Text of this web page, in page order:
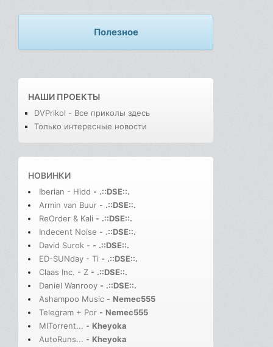
Полезное
НАШИ ПРОЕКТЫ
DVPrikol - Все приколы здесь
Только интересные новости
НОВИНКИ
Iberian - Hidd - .::DSE::.
Armin van Buur - .::DSE::.
ReOrder & Kali - .::DSE::.
Indecent Noise - .::DSE::.
David Surok - - .::DSE::.
ED-SUNday - Ti - .::DSE::.
Claas Inc. - Z - .::DSE::.
Daniel Wanrooy - .::DSE::.
Ashampoo Music - Nemec555
Telegram + Por - Nemec555
MITorrent... - Kheyoka
AutoRuns... - Kheyoka